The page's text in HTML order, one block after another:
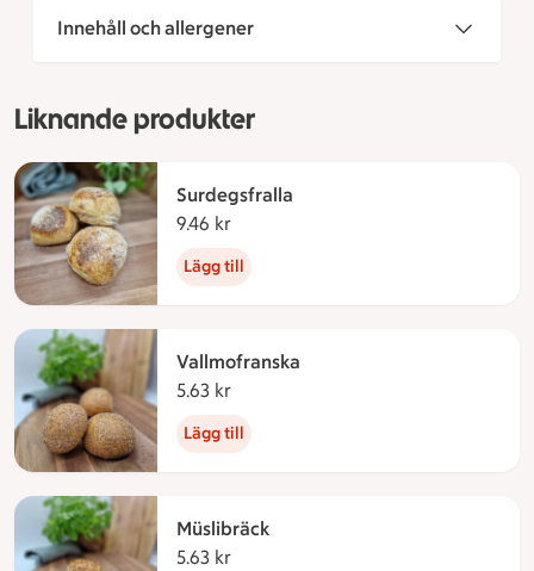
Innehåll och allergener
Liknande produkter
Surdegsfralla
9.46 kr
Lägg till
Vallmofranska
5.63 kr
Lägg till
Müslibräck
5.63 kr